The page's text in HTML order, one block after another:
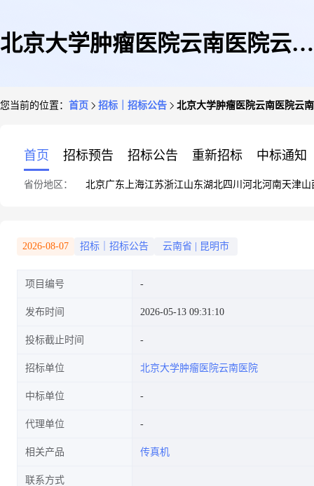
北京大学肿瘤医院云南医院云南
您当前的位置： 首页 招标｜招标公告 北京大学肿瘤医院云南医院云
首页 招标预告 招标公告 重新招标 中标通知
省份地区： 北京广东 上海江苏浙江山东湖北四川 河北河南天津山
2026-08-07 招标｜招标公告 云南省 昆明市
项目编号
发布时间 2026-05-13 09:31:10
投标截止时间
招标单位 北京大学肿瘤医院云南医院
中标单位
代理单位
相关产品 传真机
联系方式